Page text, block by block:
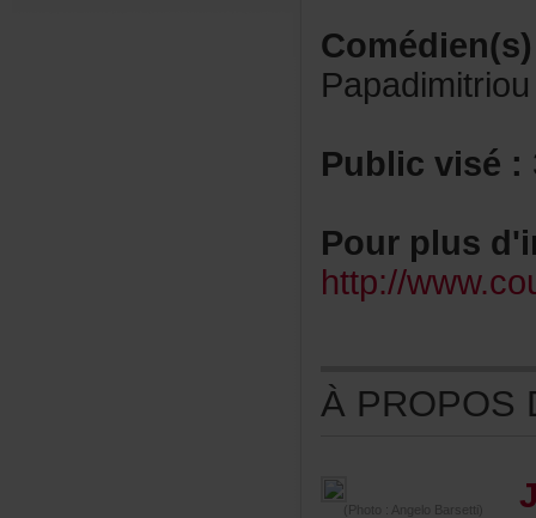
Papadimitriou
Publicvisé:
http://
(Photo:AngeloBarsetti)